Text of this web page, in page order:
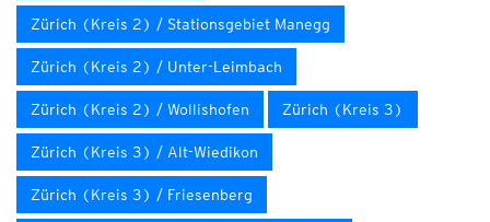
Zürich (Kreis 2) / Stationsgebiet Manegg
Zürich (Kreis 2) / Unter-Leimbach
Zürich (Kreis 2) / Wollishofen Zürich (Kreis 3)
Zürich (Kreis 3) / Alt-Wiedikon
Zürich (Kreis 3) / Friesenberg